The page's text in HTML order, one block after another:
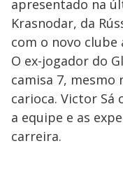
apresentado na
Krasnodar, da
com o novo clube
O ex-jogador do
camisa 7, mesmo
carioca. Victor
a equipe e as
carreira.